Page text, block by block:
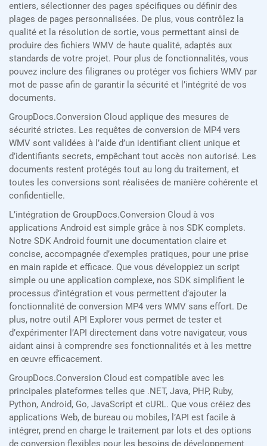
entiers, sélectionner des pages spécifiques ou définir des
plages de pages personnalisées. De plus, vous contrôlez la
qualité et la résolution de sortie, vous permettant ainsi de
produire des fichiers WMV de haute qualité, adaptés aux
standards de votre projet. Pour plus de fonctionnalités, vous
pouvez inclure des filigranes ou protéger vos fichiers WMV par
mot de passe afin de garantir la sécurité et l’intégrité de vos
documents.
GroupDocs.Conversion Cloud applique des mesures de
sécurité strictes. Les requêtes de conversion de MP4 vers
WMV sont validées à l’aide d’un identifiant client unique et
d’identifiants secrets, empêchant tout accès non autorisé. Les
documents restent protégés tout au long du traitement, et
toutes les conversions sont réalisées de manière cohérente et
confidentielle.
L’intégration de GroupDocs.Conversion Cloud à vos
applications Android est simple grâce à nos SDK complets.
Notre SDK Android fournit une documentation claire et
concise, accompagnée d’exemples pratiques, pour une prise
en main rapide et efficace. Que vous développiez un script
simple ou une application complexe, nos SDK simplifient le
processus d’intégration et vous permettent d’ajouter la
fonctionnalité de conversion MP4 vers WMV sans effort. De
plus, notre outil API Explorer vous permet de tester et
d’expérimenter l’API directement dans votre navigateur, vous
aidant ainsi à comprendre ses fonctionnalités et à les mettre
en œuvre efficacement.
GroupDocs.Conversion Cloud est compatible avec les
principales plateformes telles que .NET, Java, PHP, Ruby,
Python, Android, Go, JavaScript et cURL. Que vous créiez des
applications Web, de bureau ou mobiles, l’API est facile à
intégrer, prend en charge le traitement par lots et des options
de conversion flexibles pour les besoins de développement